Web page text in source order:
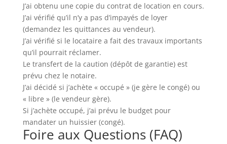
J’ai obtenu une copie du contrat de location en cours.
J’ai vérifié qu’il n’y a pas d’impayés de loyer
(demandez les quittances au vendeur).
J’ai vérifié si le locataire a fait des travaux importants
qu’il pourrait réclamer.
Le transfert de la caution (dépôt de garantie) est
prévu chez le notaire.
J’ai décidé si j’achète « occupé » (je gère le congé) ou
« libre » (le vendeur gère).
Si j’achète occupé, j’ai prévu le budget pour
mandater un huissier (congé).
Foire aux Questions (FAQ)